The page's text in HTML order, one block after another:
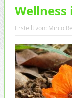
Erstellt von: Mirco